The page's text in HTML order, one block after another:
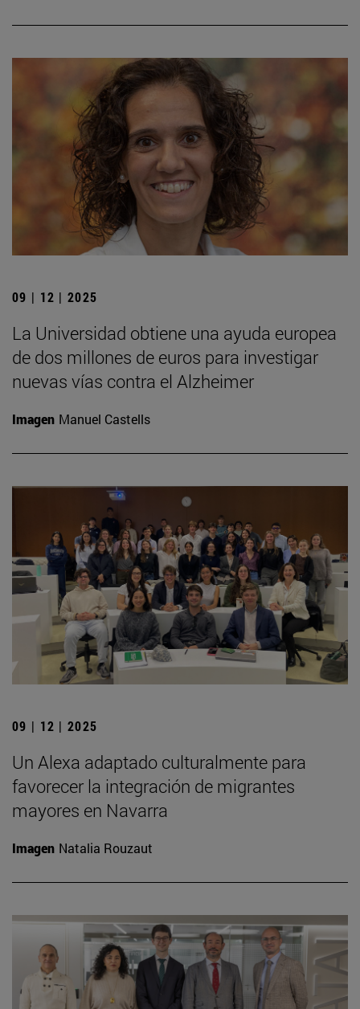
09 | 12 | 2025
La Universidad obtiene una ayuda europea
de dos millones de euros para investigar
nuevas vías contra el Alzheimer
Imagen Manuel Castells
09 | 12 | 2025
Un Alexa adaptado culturalmente para
favorecer la integración de migrantes
mayores en Navarra
Imagen Natalia Rouzaut